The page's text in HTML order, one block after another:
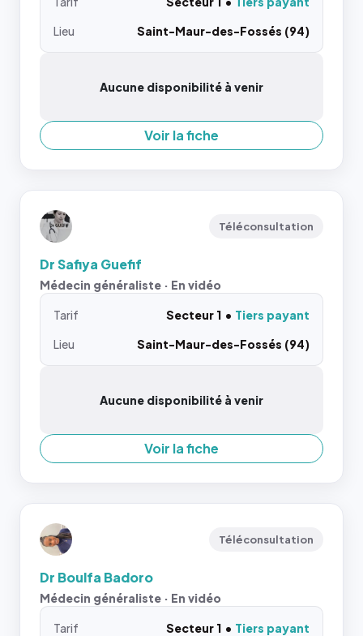
Lieu
Saint-Maur-des-Fossés (94)
Aucune disponibilité à venir
Voir la fiche
Téléconsultation
Dr Safiya Guefif
Médecin généraliste · En vidéo
Tarif Secteur 1
Tiers payant
Lieu
Saint-Maur-des-Fossés (94)
Aucune disponibilité à venir
Voir la fiche
Téléconsultation
Dr Boulfa Badoro
Médecin généraliste · En vidéo
Tarif Secteur 1
Tiers payant